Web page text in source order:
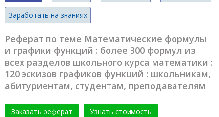
Заработать на знаниях
Реферат по теме Математические формулы
и графики функций : более 300 формул из
всех разделов школьного курса математики :
120 эскизов графиков функций : школьникам,
абитуриентам, студентам, преподавателям
Заказать реферат Узнать стоимость